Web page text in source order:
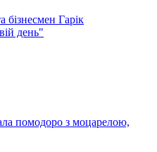
Гарік
день"
помодоро з моцарелою,